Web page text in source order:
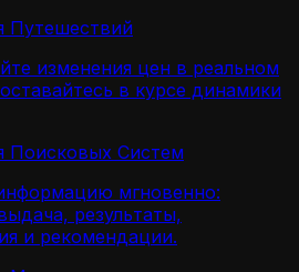
Путешествий
изменения цен в реальном
в курсе динамики
Поисковых Систем
мгновенно:
результаты,
и рекомендации.